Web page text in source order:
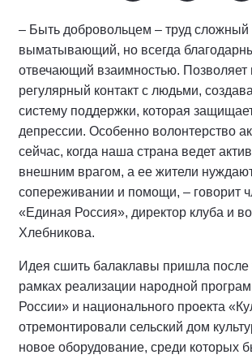
– Быть добровольцем – труд сложный
выматывающий, но всегда
отвечающий взаимностью. Позволяет
регулярный контакт с людьми,
систему поддержки, которая
депрессии. Особенно волонтерство
сейчас, когда наша страна ведет
внешним врагом, а ее жители
сопереживании и помощи, – говорит
«Единая Россия», директор клуба и
Хлебникова.
Идея сшить балаклавы пришла после
рамках реализации народной
России» и национального проекта
отремонтировали сельский дом
новое оборудование, среди которых